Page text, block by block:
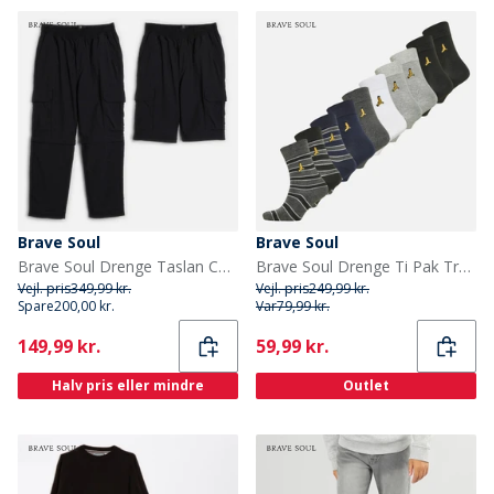
Brave Soul
Brave Soul Drenge Taslan Cargo Bukser Sort
Vejl. pris349,99 kr.
Spare200,00 kr.
Current
149,99 kr.
Halv pris eller mindre
Brave Soul
Brave Soul Drenge Ti Pak Trænings Sokker Multi
Vejl. pris249,99 kr.
Var79,99 kr.
Current
59,99 kr.
Outlet